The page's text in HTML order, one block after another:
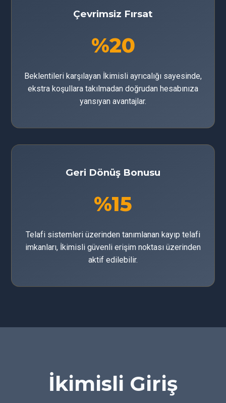
Çevrimsiz Fırsat
%20
Beklentileri karşılayan İkimisli ayrıcalığı sayesinde,
ekstra koşullara takılmadan doğrudan hesabınıza
yansıyan avantajlar.
Geri Dönüş Bonusu
%15
Telafi sistemleri üzerinden tanımlanan kayıp telafi
imkanları, İkimisli güvenli erişim noktası üzerinden
aktif edilebilir.
İkimisli Giriş